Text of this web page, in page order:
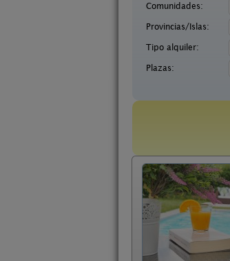
Comunidades:
Provincias/Islas:
Tipo alquiler:
Plazas: